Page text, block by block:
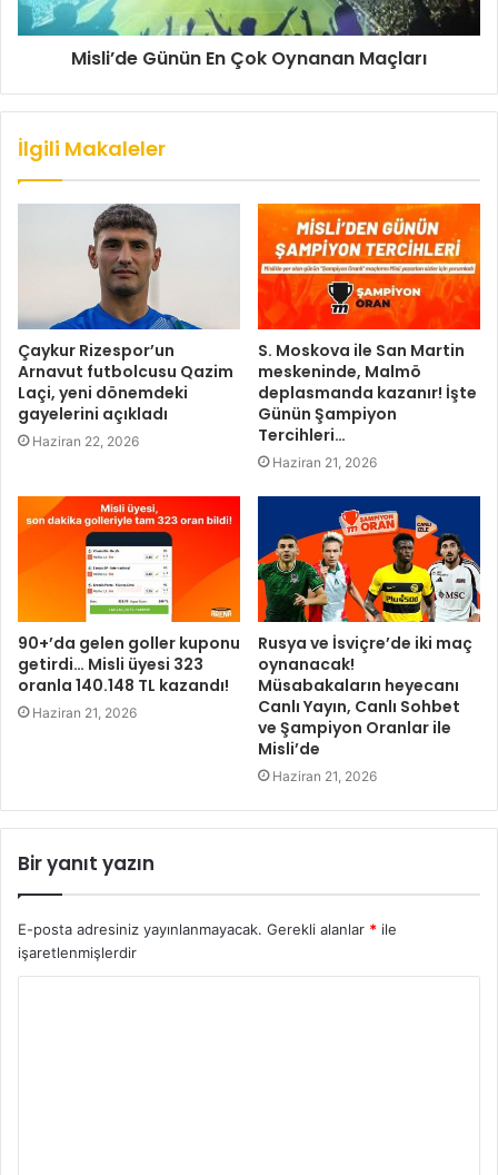
Misli’de Günün En Çok Oynanan Maçları
İlgili Makaleler
Çaykur Rizespor’un
Arnavut futbolcusu Qazim
Laçi, yeni dönemdeki
gayelerini açıkladı
Haziran 22, 2026
S. Moskova ile San Martin
meskeninde, Malmö
deplasmanda kazanır! İşte
Günün Şampiyon
Tercihleri…
Haziran 21, 2026
90+’da gelen goller kuponu
getirdi… Misli üyesi 323
oranla 140.148 TL kazandı!
Haziran 21, 2026
Rusya ve İsviçre’de iki maç
oynanacak!
Müsabakaların heyecanı
Canlı Yayın, Canlı Sohbet
ve Şampiyon Oranlar ile
Misli’de
Haziran 21, 2026
Bir yanıt yazın
E-posta adresiniz yayınlanmayacak. Gerekli alanlar * ile
işaretlenmişlerdir